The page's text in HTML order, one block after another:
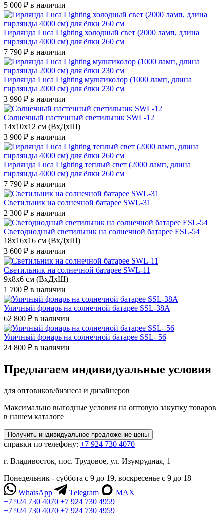
5 000 ₽ в наличии
Гирлянда Luca Lighting холодный свет (2000 ламп, длина
гирлянды 4000 см) для ёлки 260 см
7 790 ₽ в наличии
Гирлянда Luca Lighting мультиколор (1000 ламп, длина
гирлянды 2000 см) для ёлки 230 см
3 990 ₽ в наличии
Солнечный настенный светильник SWL-12
14х10х12 см (ВхДхШ)
3 900 ₽ в наличии
Гирлянда Luca Lighting теплый свет (2000 ламп, длина
гирлянды 4000 см) для ёлки 260 см
7 790 ₽ в наличии
Светильник на солнечной батарее SWL-31
2 300 ₽ в наличии
Светодиодный светильник на солнечной батарее ESL-54
18х16х16 см (ВхДхШ)
3 600 ₽ в наличии
Светильник на солнечной батарее SWL-11
9х8х6 см (ВхДхШ)
1 700 ₽ в наличии
Уличный фонарь на солнечной батарее SSL-38A
62 800 ₽ в наличии
Уличный фонарь на солнечной батарее SSL- 56
24 800 ₽ в наличии
Предлагаем индивидуальные условия
для оптовиков/бизнеса и дизайнеров
Максимально выгодные условия на оптовую закупку товаров
в нашем каталоге
Получить индивидуальное предложение цены
справки по телефону: +7 924 730 4070
г. Владивосток, пос. Трудовое, ул. Изумрудная, 1
Понедельник - суббота с 9 до 19, воскресенье с 9 до 18
WhatsApp
Telegram
MAX
+7 924 730 4070 +7 924 730 4959
+7 924 730 4070 +7 924 730 4959